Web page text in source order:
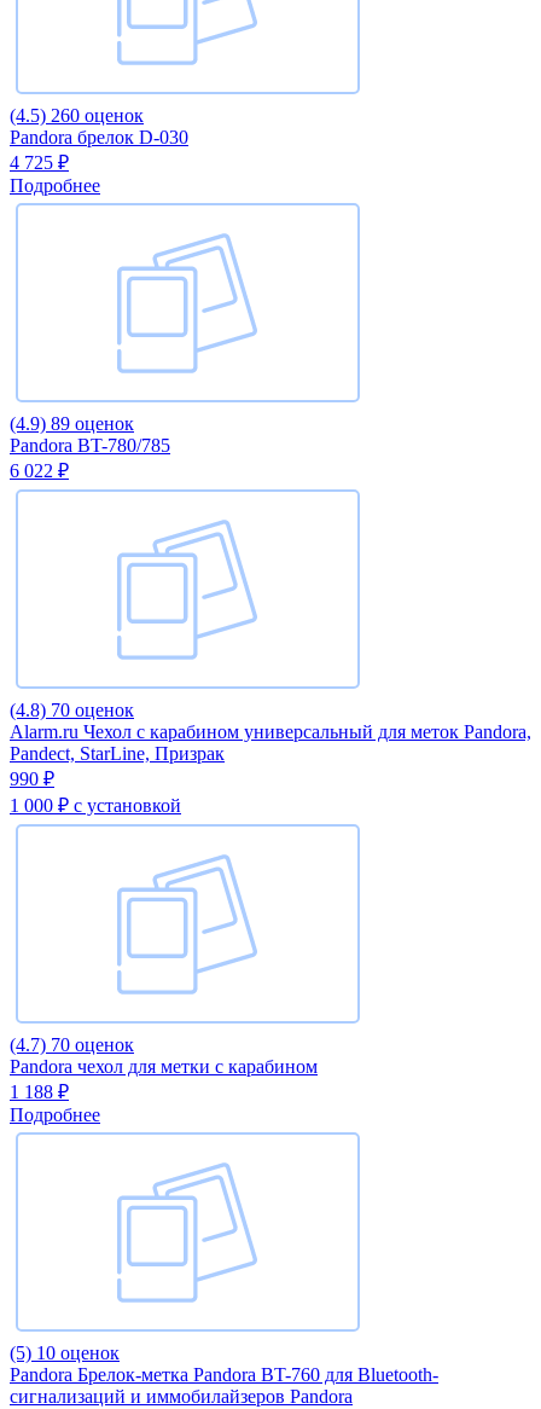
(4.5) 260 оценок
Pandora брелок D-030
4 725 ₽
Подробнее
(4.9) 89 оценок
Pandora BT-780/785
6 022 ₽
(4.8) 70 оценок
Alarm.ru Чехол с карабином универсальный для меток Pandora,
Pandect, StarLine, Призрак
990 ₽
1 000 ₽ с установкой
(4.7) 70 оценок
Pandora чехол для метки с карабином
1 188 ₽
Подробнее
(5) 10 оценок
Pandora Брелок-метка Pandora BT-760 для Bluetooth-
сигнализаций и иммобилайзеров Pandora